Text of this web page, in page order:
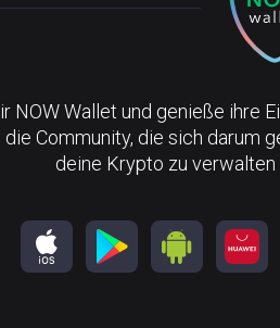
NOW Wallet und genieße ihre
die Community, die sich darum
deine Krypto zu